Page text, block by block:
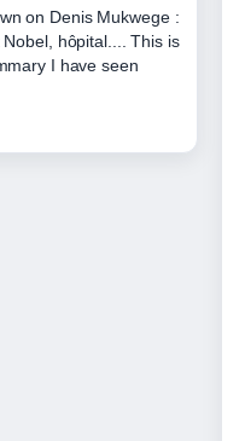
: biographie, mort,
closely - appreciate
here.